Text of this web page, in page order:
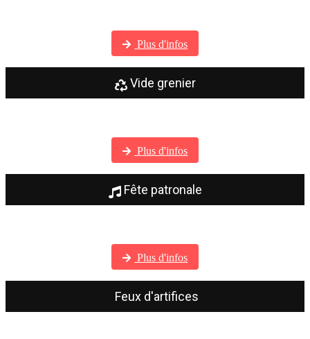
Plus d'infos
Vide grenier
Plus d'infos
Fête patronale
Plus d'infos
Feux d'artifices